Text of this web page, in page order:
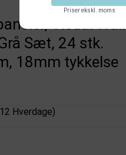
Visual Wall
Sæt, 24 stk.
18mm tykkelse
Hverdage)
Priser ekskl. moms